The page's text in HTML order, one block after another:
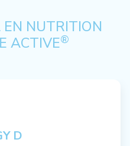
EN NUTRITION
ACTIVE®
D